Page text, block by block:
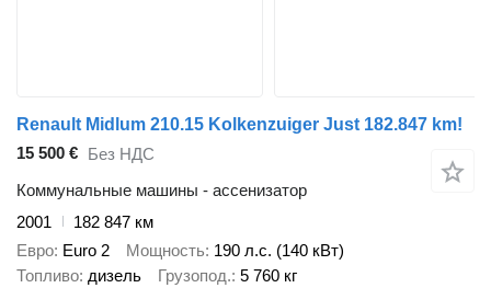
Renault Midlum 210.15 Kolkenzuiger Just 182.847 km!
15 500 € Без НДС
Коммунальные машины - ассенизатор
2001
182 847 км
Евро Euro 2 Мощность 190 л.с. (140 кВт)
Топливо дизель Грузопод. 5 760 кг